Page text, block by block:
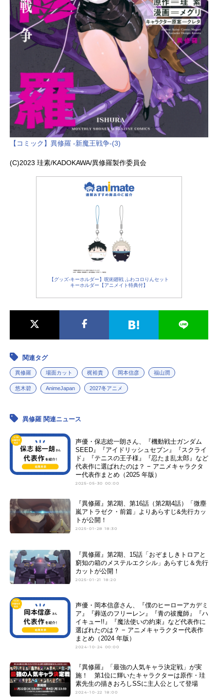
【コミック】異修羅 -新魔王戦争-(3)
(C)2023 珪素/KADOKAWA/異修羅製作委員会
【グッズ-キーホルダー】呪術廻戦 ふわコロりんセット
キーホルダー【アニメイト特典付】
関連タグ
異修羅 場面カット 梶裕貴 岡本信彦 福山潤
悠木碧 AnimeJapan 2027冬アニメ
異修羅 関連ニュース
声優・保志総一朗さん、『機動戦士ガンダム
SEED』『アイドリッシュセブン』『スクライ
ド』『テニスの王子様』『忍たま乱太郎』など
代表作に選ばれたのは？ − アニメキャラクタ
ー代表作まとめ（2025 年版）
2025-05-30 00:00
『異修羅』第2期、第16話（第2期4話）「微塵
嵐アトラゼク・前篇」よりあらすじ&先行カッ
トが公開！
2025-01-28 18:30
『異修羅』第2期、15話「おぞましきトロアと
窮知の箱のメステルエクシル」あらすじ＆先行
カットが公開！
2025-01-21 18:20
声優・岡本信彦さん、『僕のヒーローアカデミ
ア』『葬送のフリーレン』『青の祓魔師』『ハ
イキュー!!』『魔法使いの約束』など代表作に
選ばれたのは？ − アニメキャラクター代表作
まとめ（2024 年版）
2024-10-24 00:00
『異修羅』「最強の人気キャラ決定戦」が実
施！ 第1位に輝いたキャラクターは原作・珪
素先生の描きおろしSSに主人公として登場
2024-10-22 18:00